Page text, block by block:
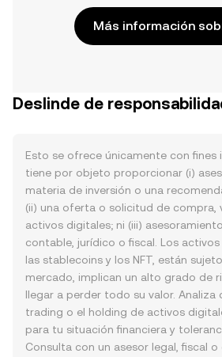
Más información
Deslinde de
Esto se ofrece únicamente con fines
tiene por objeto proporcionar (i)
materia de inversión o una
(ii) una oferta o solicitud de compra,
activos digitales; ni (iii)
contable, jurídico o fiscal. Los
las stablecoins y los NFT, están
mercado, implican un alto grado de
llegar a perder todo su valor. Analiza
trading o el holding de activos
para tu situación financiera y
Consulta con un asesor legal, fiscal o